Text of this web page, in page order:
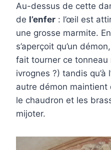
Au-dessus de cette
de l’enfer : l’œil est
une grosse marmite.
s’aperçoit qu’un
fait tourner ce
ivrognes ?) tandis qu’à
autre démon maintient
le chaudron et les
mijoter.